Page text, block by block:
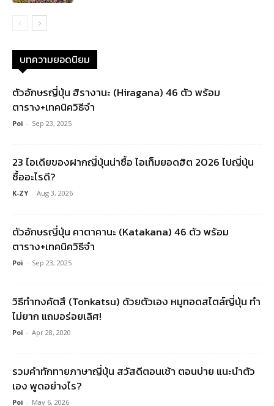
บทความยอดนิยม
ตัวอักษรญี่ปุ่น ฮิรางานะ (Hiragana) 46 ตัว พร้อม
ตาราง+เทคนิควิธีจำ
Poi - Sep 23, 2025
23 ไอเดียของฝากญี่ปุ่นน่าซื้อ ไอเท็มยอดฮิต 2026 ไปญี่ปุ่น
ซื้ออะไรดี?
K-ZY - Aug 3, 2026
ตัวอักษรญี่ปุ่น คาตาคานะ (Katakana) 46 ตัว พร้อม
ตาราง+เทคนิควิธีจำ
Poi - Sep 23, 2025
วิธีทำทงคัตสึ (Tonkatsu) ด้วยตัวเอง หมูทอดสไตล์ญี่ปุ่น ทำ
ไม่ยาก แถมอร่อยเลิศ!
Poi - Apr 28, 2020
รวมคําทักทายภาษาญี่ปุ่น สวัสดีตอนเช้า ตอนบ่าย แนะนำตัว
เอง พูดอย่างไร?
Poi - May 6, 2026